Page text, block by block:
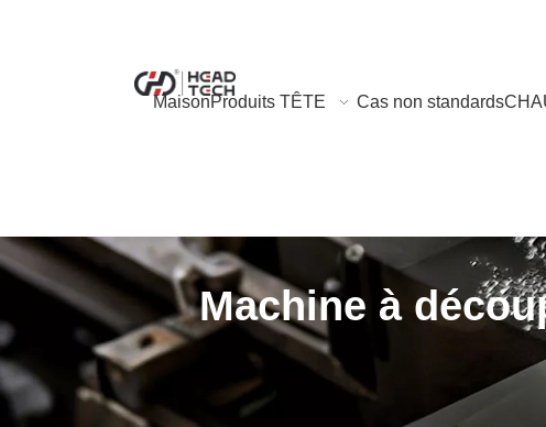
MaisonProduits TÊTE Cas non standards
Machine à